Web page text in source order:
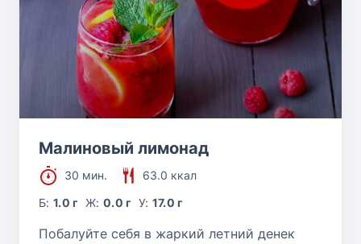
Малиновый лимонад
30 мин.
63.0 ккал
Б:1.0 г Ж: 0.0 г У: 17.0 г
Побалуйте себя в жаркий летний денек